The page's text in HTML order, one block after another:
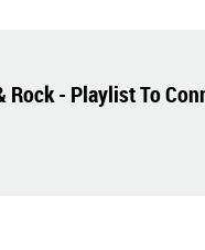
Rock - Playlist To